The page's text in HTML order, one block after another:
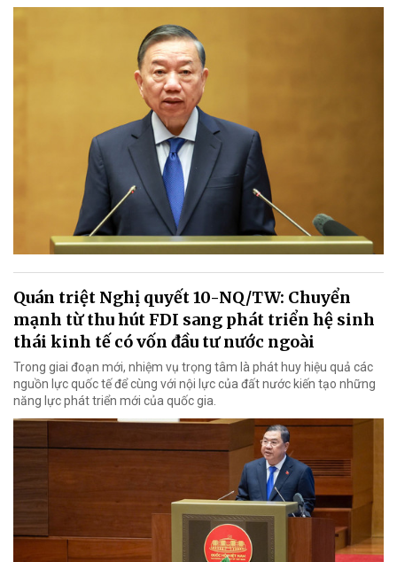
Quán triệt Nghị quyết 10-NQ/TW: Chuyển
mạnh từ thu hút FDI sang phát triển hệ sinh
thái kinh tế có vốn đầu tư nước ngoài
Trong giai đoạn mới, nhiệm vụ trọng tâm là phát huy hiệu quả các
nguồn lực quốc tế để cùng với nội lực của đất nước kiến tạo những
năng lực phát triển mới của quốc gia.